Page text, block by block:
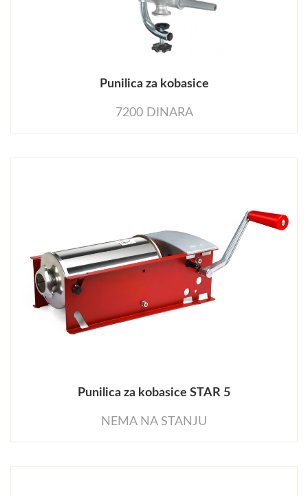
Punilica za kobasice
7200 DINARA
Punilica za kobasice STAR 5
NEMA NA STANJU